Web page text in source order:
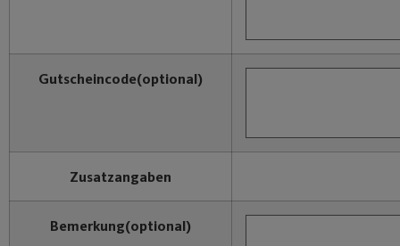
Gutscheincode(optional)
Zusatzangaben
Bemerkung(optional)